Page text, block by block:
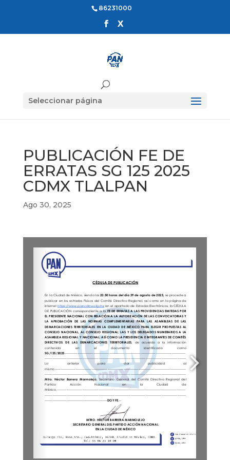
86231000
Seleccionar página
PUBLICACIÓN FE DE
ERRATAS SG 125 2025
CDMX TLALPAN
Ago 30, 2025